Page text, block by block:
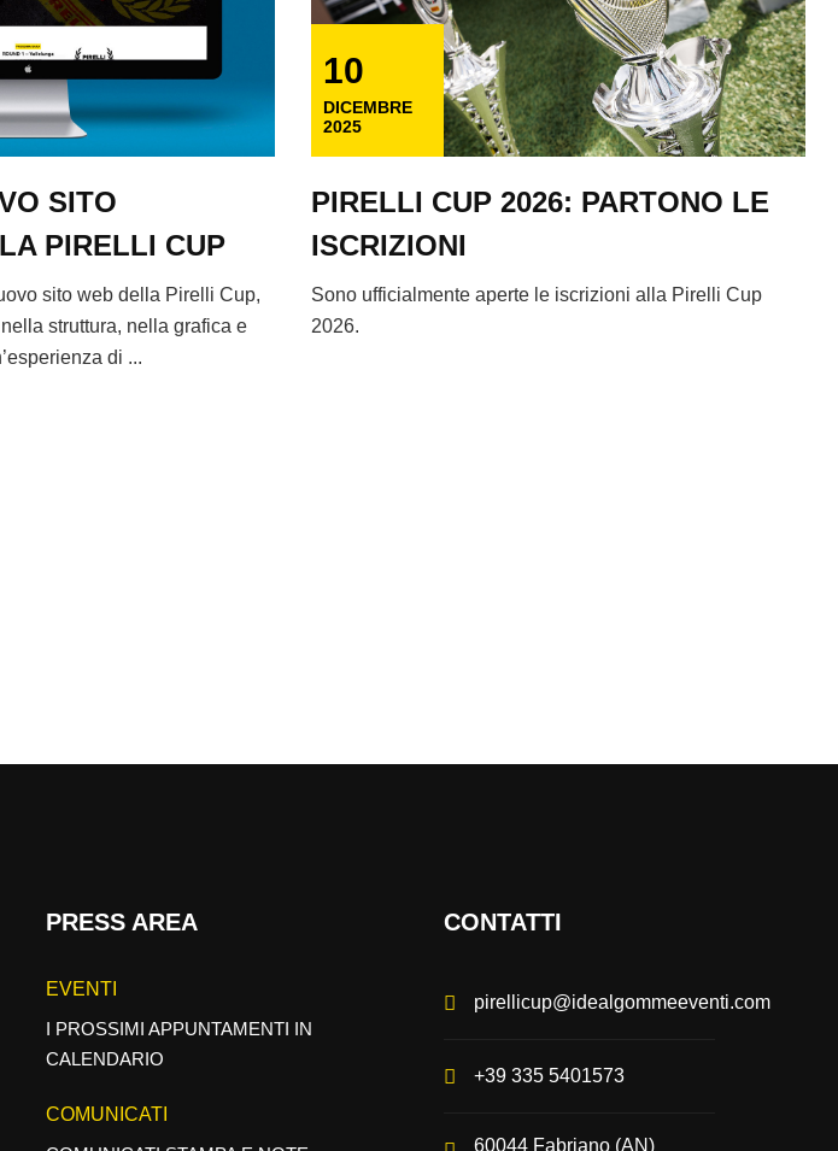
SITO
PIRELLI CUP
sito web della Pirelli Cup,
struttura, nella grafica e
di ...
10
DICEMBRE
2025
PIRELLI CUP 2026: PARTONO LE
ISCRIZIONI
Sono ufficialmente aperte le iscrizioni alla Pirelli Cup
2026.
PRESS AREA
EVENTI
I PROSSIMI APPUNTAMENTI IN
CALENDARIO
COMUNICATI
CONTATTI
pirellicup@idealgommeeventi.com
+39 335 5401573
60044 Fabriano (AN)